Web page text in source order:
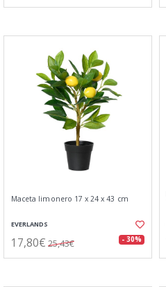
Maceta limonero 17 x 24 x 43 cm
EVERLANDS
17,80€ 25,43€ - 30%